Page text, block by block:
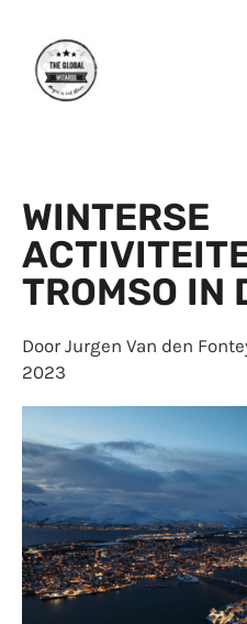
inhoud
WINTERSE
TROMSO IN
Door Jurgen Van den
2023